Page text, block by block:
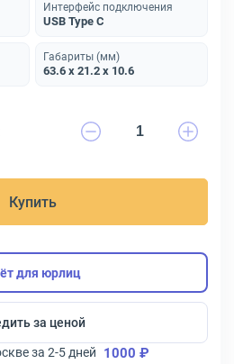
Интерфейс подключения
USB Type C
Габариты (мм)
63.6 x 21.2 x 10.6
Купить
для юрлиц
за ценой
за 2-5 дней 1000 ₽